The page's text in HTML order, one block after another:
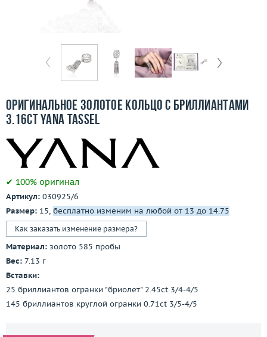
Бесплатная доставка
О компании
Контакты
3D-тур по шоуруму
Оригинальное золотое кольцо с бриллиантами
3.16ct Yana Tassel
✔ 100% оригинал
Артикул: 030925/6
Размер: 15, бесплатно изменим на любой от 13 до 14.75
Как заказать изменение размера?
Материал: золото 585 пробы
Вес: 7.13 г
Вставки:
25 бриллиантов огранки "бриолет" 2.45ct 3/4-4/5
145 бриллиантов круглой огранки 0.71ct 3/5-4/5